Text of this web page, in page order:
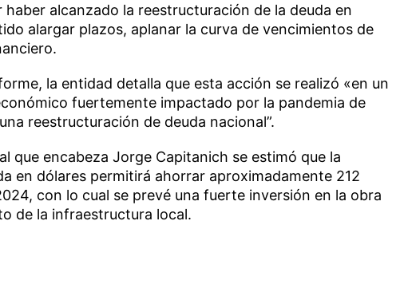
alcanzado la reestructuración de la deuda en
alargar plazos, aplanar la curva de vencimientos de
la entidad detalla que esta acción se realizó «en un
fuertemente impactado por la pandemia de
reestructuración de deuda nacional”.
que encabeza Jorge Capitanich se estimó que la
en dólares permitirá ahorrar aproximadamente 212
con lo cual se prevé una fuerte inversión en la obra
de la infraestructura local.